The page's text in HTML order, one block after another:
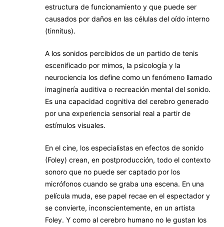
estructura de funcionamiento y que puede ser
causados por daños en las células del oído interno
(tinnitus).
A los sonidos percibidos de un partido de tenis
escenificado por mimos, la psicología y la
neurociencia los define como un fenómeno llamado
imaginería auditiva o recreación mental del sonido.
Es una capacidad cognitiva del cerebro generado
por una experiencia sensorial real a partir de
estímulos visuales.
En el cine, los especialistas en efectos de sonido
(Foley) crean, en postproducción, todo el contexto
sonoro que no puede ser captado por los
micrófonos cuando se graba una escena. En una
película muda, ese papel recae en el espectador y
se convierte, inconscientemente, en un artista
Foley. Y como al cerebro humano no le gustan los